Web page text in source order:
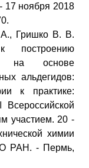
17 ноября 2018
Гришко В. В.
построению
на основе
альдегидов:
к практике:
участием. 20 -
химии
РАН. - Пермь,